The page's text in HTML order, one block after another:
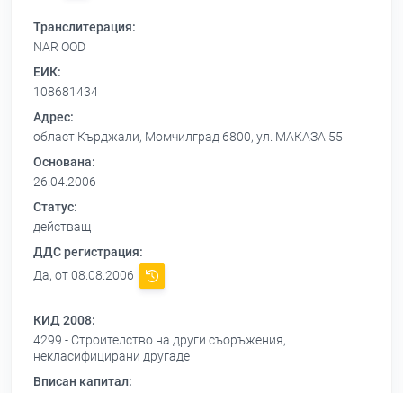
Транслитерация:
NAR OOD
ЕИК:
108681434
Адрес:
област Кърджали, Момчилград 6800, ул. МАКАЗА 55
Основана:
26.04.2006
Статус:
действащ
ДДС регистрация:
Да, от 08.08.2006
КИД 2008:
4299 - Строителство на други съоръжения,
некласифицирани другаде
Вписан капитал: